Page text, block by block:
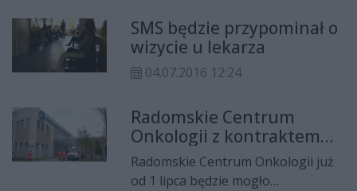
5 w Radomiu. Stanie tam mobilne
stanowisko informacyjne NFZ
Mazowsze.
Narodowym Funduszem Zdrowa.
Dziś oficjalne otwarcie oddziału.
SMS będzie przypominał o
wizycie u lekarza
04.07.2016 12:24
Radomskie Centrum
Onkologii z kontraktem
NFZ
Radomskie Centrum Onkologii już
od 1 lipca będzie mogło